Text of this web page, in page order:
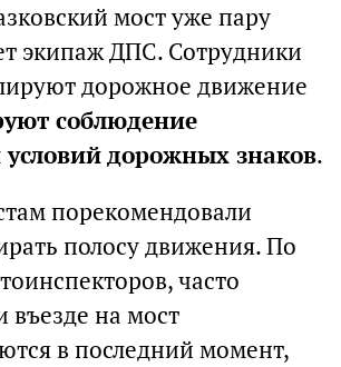
мост уже пару
экипаж ДПС. Сотрудники
дорожное движение
соблюдение
дорожных знаков.
порекомендовали
полосу движения. По
часто
въезде на мост
в последний момент,